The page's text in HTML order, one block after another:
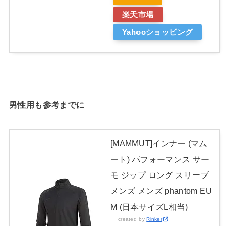
楽天市場
Yahooショッピング
男性用も参考までに
[MAMMUT]インナー (マム
ート) パフォーマンス サー
モ ジップ ロング スリーブ
メンズ メンズ phantom EU
M (日本サイズL相当)
created byRinker